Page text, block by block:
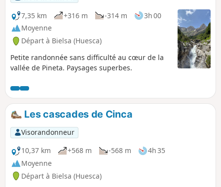
7,35 km
+316 m -314 m
3h 00
Moyenne
Départ à Bielsa (Huesca)
Petite randonnée sans difficulté au cœur de la
vallée de Pineta. Paysages superbes.
Les cascades de Cinca
Visorandonneur
10,37 km
+568 m -568 m
4h 35
Moyenne
Départ à Bielsa (Huesca)